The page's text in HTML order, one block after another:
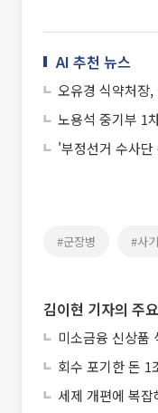
AI 추천 뉴스
오유경 식약처장
노용석 중기부 1
'부정선거 수사
#군장병 #사기
김이현 기자의 주
미소금융 신상품
회수 포기한 돈
세제 개편에 복